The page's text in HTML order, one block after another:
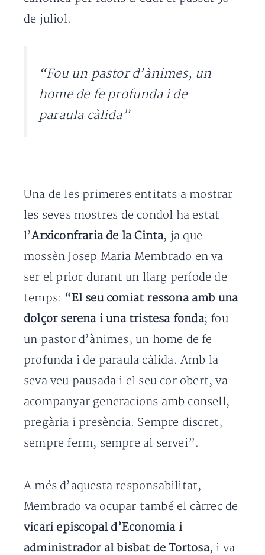
de juliol.
“Fou un pastor d’ànimes, un
home de fe profunda i de
paraula càlida”
Una de les primeres entitats a mostrar
les seves mostres de condol ha estat
l’Arxiconfraria de la Cinta, ja que
mossèn Josep Maria Membrado en va
ser el prior durant un llarg període de
temps: “El seu comiat ressona amb una
dolçor serena i una tristesa fonda; fou
un pastor d’ànimes, un home de fe
profunda i de paraula càlida. Amb la
seva veu pausada i el seu cor obert, va
acompanyar generacions amb consell,
pregària i presència. Sempre discret,
sempre ferm, sempre al servei”.
A més d’aquesta responsabilitat,
Membrado va ocupar també el càrrec de
vicari episcopal d’Economia i
administrador al bisbat de Tortosa, i va